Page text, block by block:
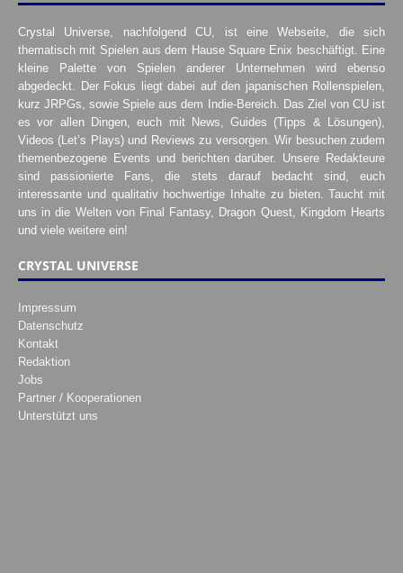
Crystal Universe, nachfolgend CU, ist eine Webseite, die sich
thematisch mit Spielen aus dem Hause Square Enix beschäftigt. Eine
kleine Palette von Spielen anderer Unternehmen wird ebenso
abgedeckt. Der Fokus liegt dabei auf den japanischen Rollenspielen,
kurz JRPGs, sowie Spiele aus dem Indie-Bereich. Das Ziel von CU ist
es vor allen Dingen, euch mit News, Guides (Tipps & Lösungen),
Videos (Let’s Plays) und Reviews zu versorgen. Wir besuchen zudem
themenbezogene Events und berichten darüber. Unsere Redakteure
sind passionierte Fans, die stets darauf bedacht sind, euch
interessante und qualitativ hochwertige Inhalte zu bieten. Taucht mit
uns in die Welten von Final Fantasy, Dragon Quest, Kingdom Hearts
und viele weitere ein!
CRYSTAL UNIVERSE
Impressum
Datenschutz
Kontakt
Redaktion
Jobs
Partner / Kooperationen
Unterstützt uns